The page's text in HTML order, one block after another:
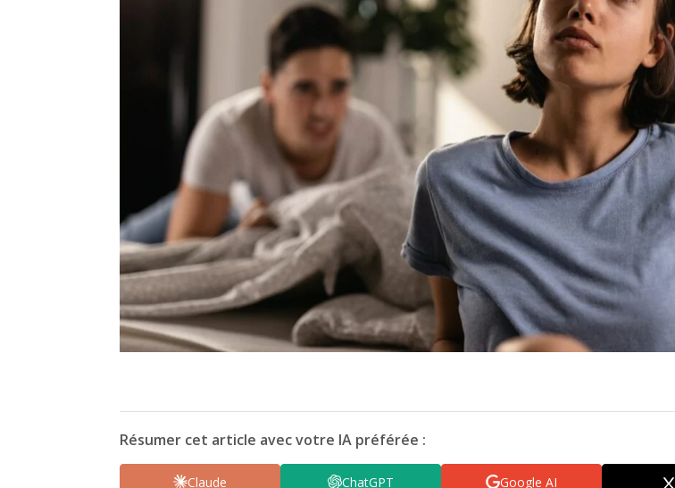
Résumer cet article avec votre IA préférée :
Claude ChatGPT Google AI